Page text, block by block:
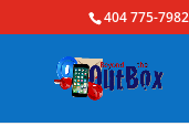
404 775-7982